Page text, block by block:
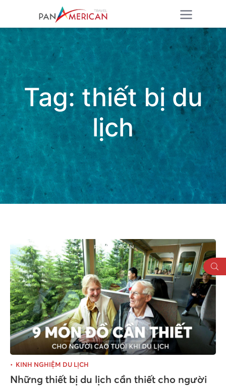
Tag:thiết bị du
lịch
KINH NGHIỆM DU LỊCH
Những thiết bị du lịch cần thiết cho người